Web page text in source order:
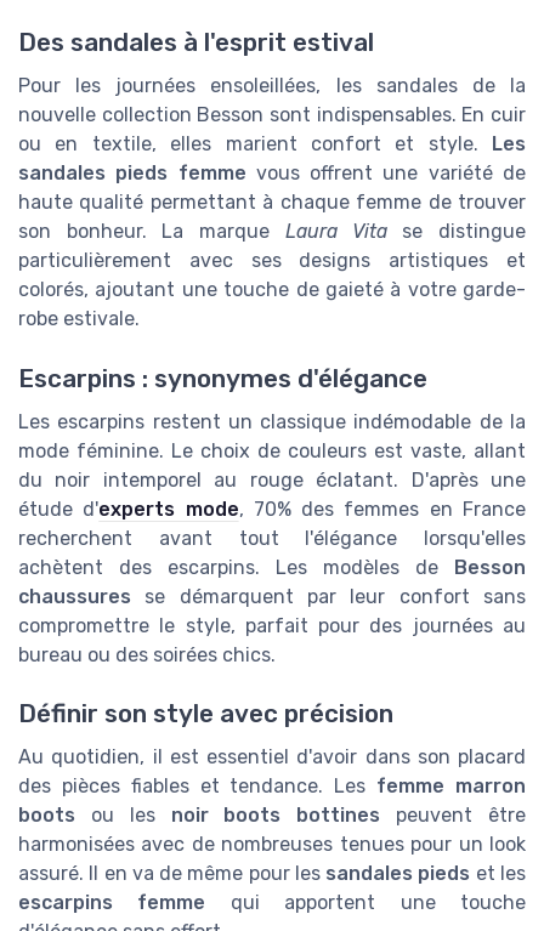
Des sandales à l'esprit estival
Pour les journées ensoleillées, les sandales de la
nouvelle collection Besson sont indispensables. En cuir
ou en textile, elles marient confort et style.
Les
sandales pieds femme vous offrent une variété de
haute qualité permettant à chaque femme de trouver
son bonheur. La marque Laura Vitase distingue
particulièrement avec ses designs artistiques et
colorés, ajoutant une touche de gaieté à votre garde-
robe estivale.
Escarpins : synonymes d'élégance
Les escarpins restent un classique indémodable de la
mode féminine. Le choix de couleurs est vaste, allant
du noir intemporel au rouge éclatant. D'après une
étude d'experts mode, 70% des femmes en France
recherchent avant tout l'élégance lorsqu'elles
achètent des escarpins. Les modèles de Besson
chaussures se démarquent par leur confort sans
compromettre le style, parfait pour des journées au
bureau ou des soirées chics.
Définir son style avec précision
Au quotidien, il est essentiel d'avoir dans son placard
des pièces fiables et tendance. Les femme marron
boots ou les noir boots bottines peuvent être
harmonisées avec de nombreuses tenues pour un look
assuré. Il en va de même pour les sandales pieds et les
escarpins femme qui apportent une touche